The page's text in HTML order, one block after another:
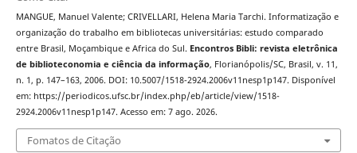
MANGUE, Manuel Valente; CRIVELLARI, Helena Maria Tarchi. Informatização e
organização do trabalho em bibliotecas universitárias: estudo comparado
entre Brasil, Moçambique e Africa do Sul. Encontros Bibli: revista eletrônica
de biblioteconomia e ciência da informação, Florianópolis/SC, Brasil, v. 11,
n. 1, p. 147–163, 2006. DOI: 10.5007/1518-2924.2006v11nesp1p147. Disponível
em: https://periodicos.ufsc.br/index.php/eb/article/view/1518-
2924.2006v11nesp1p147. Acesso em: 7 ago. 2026.
Fomatos de Citação